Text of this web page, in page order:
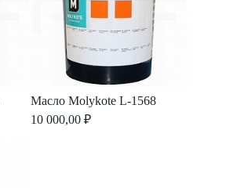
Масло Molykote L-1568
10 000,00 ₽